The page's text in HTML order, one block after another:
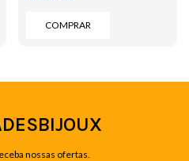
COMPRAR
nossas ofertas.